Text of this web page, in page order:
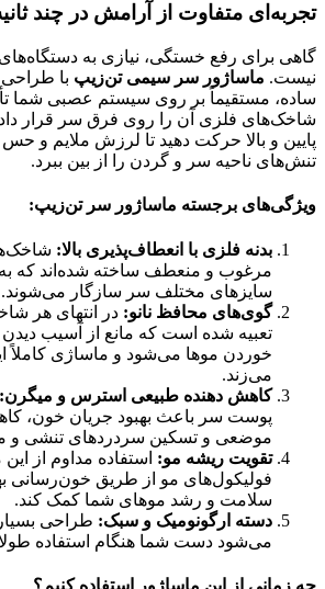
تجربه‌ای متفاوت از آرامش در چند
گاهی برای رفع خستگی، نیازی به
نیست. ماساژور سر سیمی تن‌زیپ با
ساده، مستقیماً بر روی سیستم عصبی شما
شاخک‌های فلزی آن را روی فرق سر قرار
پایین و بالا حرکت دهید تا لرزش ملایم و حس
تنش‌های ناحیه سر و گردن را از بین ببرد.
ویژگی‌های برجسته ماساژور سر تن‌زیپ:
بدنه فلزی با انعطاف‌پذیری بالا:
مرغوب و منعطف ساخته شده‌اند که به
سایزهای مختلف سر سازگار می‌شوند.
گوی‌های محافظ نانو: در انتهای هر
تعبیه شده است که مانع از آسیب
خوردن موها می‌شود و ماساژی کاملاً
می‌زند.
کاهش دهنده طبیعی استرس و میگرن:
پوست سر باعث بهبود جریان خون،
موضعی و تسکین سردردهای تنشی و
تقویت ریشه مو: استفاده مداوم از
فولیکول‌های مو از طریق خون‌رسانی
سلامت و رشد موهای شما کمک کند.
دسته ارگونومیک و سبک: طراحی
می‌شود دست شما هنگام استفاده
چه زمانی از این ماساژور استفاده کنیم؟